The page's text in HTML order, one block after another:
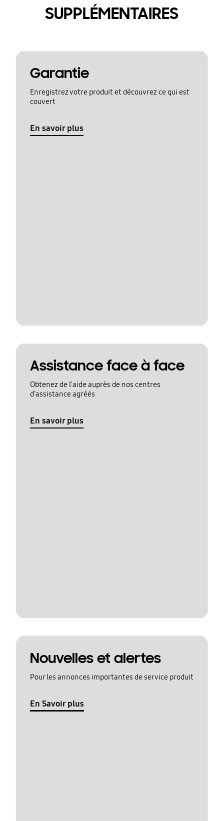
SUPPLÉMENTAIRES
Garantie
Enregistrez votre produit et découvrez ce qui est
couvert
En savoir plus
Assistance face à face
Obtenez de l'aide auprès de nos centres
d'assistance agréés
En savoir plus
Nouvelles et alertes
Pour les annonces importantes de service produit
En Savoir plus